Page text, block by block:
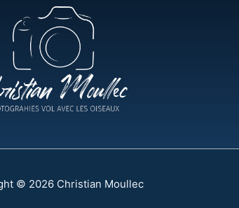
© 2026 Christian Moullec